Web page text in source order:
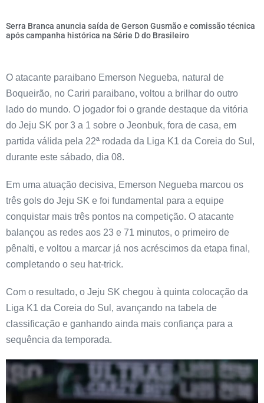
Serra Branca anuncia saída de Gerson Gusmão e comissão técnica
após campanha histórica na Série D do Brasileiro
O atacante paraibano Emerson Negueba, natural de
Boqueirão, no Cariri paraibano, voltou a brilhar do outro
lado do mundo. O jogador foi o grande destaque da vitória
do Jeju SK por 3 a 1 sobre o Jeonbuk, fora de casa, em
partida válida pela 22ª rodada da Liga K1 da Coreia do Sul,
durante este sábado, dia 08.
Em uma atuação decisiva, Emerson Negueba marcou os
três gols do Jeju SK e foi fundamental para a equipe
conquistar mais três pontos na competição. O atacante
balançou as redes aos 23 e 71 minutos, o primeiro de
pênalti, e voltou a marcar já nos acréscimos da etapa final,
completando o seu hat-trick.
Com o resultado, o Jeju SK chegou à quinta colocação da
Liga K1 da Coreia do Sul, avançando na tabela de
classificação e ganhando ainda mais confiança para a
sequência da temporada.